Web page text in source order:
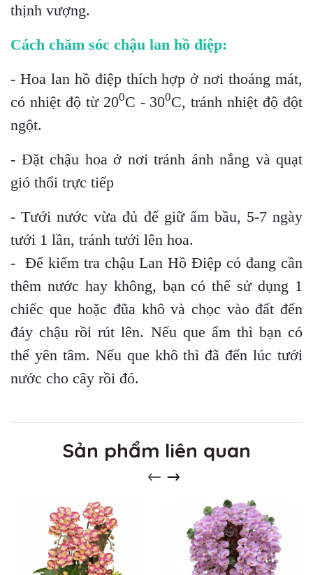
thịnh vượng.
Cách chăm sóc chậu lan hồ điệp:
- Hoa lan hồ điệp thích hợp ở nơi thoáng mát,
có nhiệt độ từ 200C - 300C, tránh nhiệt độ đột
ngột.
- Đặt chậu hoa ở nơi tránh ánh nắng và quạt
gió thổi trực tiếp
- Tưới nước vừa đủ để giữ ẩm bầu, 5-7 ngày
tưới 1 lần, tránh tưới lên hoa.
- Để kiểm tra chậu Lan Hồ Điệp có đang cần
thêm nước hay không, bạn có thể sử dụng 1
chiếc que hoặc đũa khô và chọc vào đất đến
đáy chậu rồi rút lên. Nếu que ẩm thì bạn có
thể yên tâm. Nếu que khô thì đã đến lúc tưới
nước cho cây rồi đó.
Sản phẩm liên quan